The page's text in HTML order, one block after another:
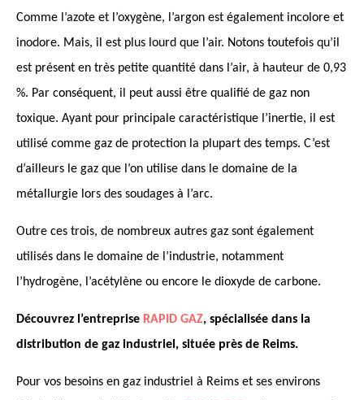
Comme l’azote et l’oxygène, l’argon est également incolore et
inodore. Mais, il est plus lourd que l’air. Notons toutefois qu’il
est présent en très petite quantité dans l’air, à hauteur de 0,93
%. Par conséquent, il peut aussi être qualifié de gaz non
toxique. Ayant pour principale caractéristique l’inertie, il est
utilisé comme gaz de protection la plupart des temps. C’est
d’ailleurs le gaz que l’on utilise dans le domaine de la
métallurgie lors des soudages à l’arc.
Outre ces trois, de nombreux autres gaz sont également
utilisés dans le domaine de l’industrie, notamment
l’hydrogène, l’acétylène ou encore le dioxyde de carbone.
Découvrez l’entreprise RAPID GAZ, spécialisée dans la
distribution de gaz industriel, située près de Reims.
Pour vos besoins en gaz industriel à Reims et ses environs